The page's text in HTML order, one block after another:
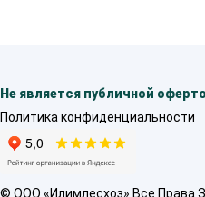
Не является публичной
Политика конфиденциальности
© OOO «Илимлесхоз» Все Права